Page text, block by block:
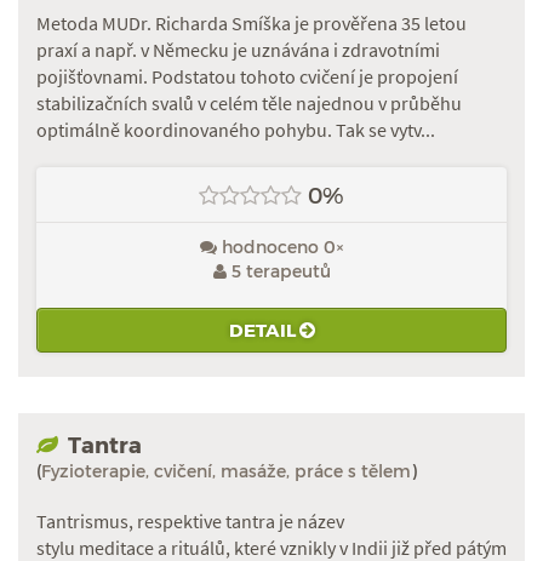
Metoda MUDr. Richarda Smíška je prověřena 35 letou
praxí a např. v Německu je uznávána i zdravotními
pojišťovnami. Podstatou tohoto cvičení je propojení
stabilizačních svalů v celém těle najednou v průběhu
optimálně koordinovaného pohybu. Tak se vytv...
0%
hodnoceno 0×
5 terapeutů
DETAIL
Tantra
(Fyzioterapie, cvičení, masáže, práce s tělem)
Tantrismus, respektive tantra je název
stylu meditace a rituálů, které vznikly v Indii již před pátým